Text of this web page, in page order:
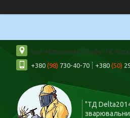
вул. Матросова 20 офіс 14,
+380 (98) 730-40-70 +380 (50)
"ТД